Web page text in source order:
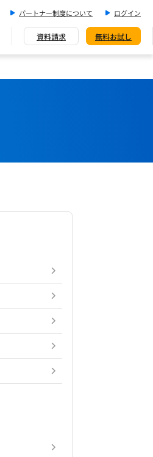
パートナー制度について ログイン
資料請求 無料お試し